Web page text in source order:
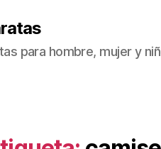
para hombre, mujer y